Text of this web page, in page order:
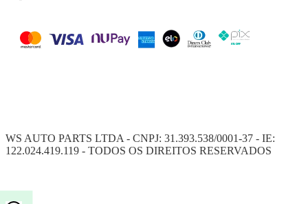
WS AUTO PARTS LTDA - CNPJ: 31.393.538/0001-37 - IE:
122.024.419.119 - TODOS OS DIREITOS RESERVADOS